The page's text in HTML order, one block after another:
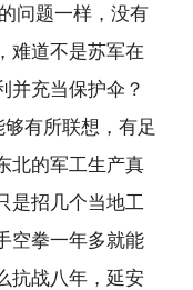
问题一样，没有
难道不是苏军在
并充当保护伞？
有所联想，有足
北的军工生产真
是招几个当地工
空拳一年多就能
抗战八年，延安